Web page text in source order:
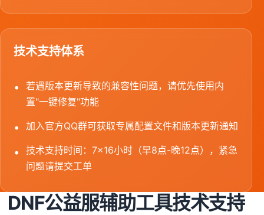
技术支持体系
若遇版本更新导致的兼容性问题，请优先使用内
置"一键修复"功能
加入官方QQ群可获取专属配置文件和版本更新通知
技术支持时间：7×16小时（早8点-晚12点），紧急
问题请提交工单
DNF公益服辅助工具技术支持